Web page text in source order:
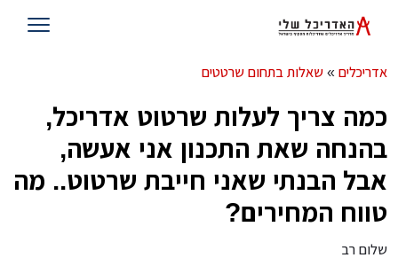
אדריכלים » שאלות בתחום שרטטים
כמה צריך לעלות שרטוט אדריכל,
בהנחה שאת התכנון אני אעשה,
אבל הבנתי שאני חייבת שרטוט.. מה
טווח המחירים?
שלום רב